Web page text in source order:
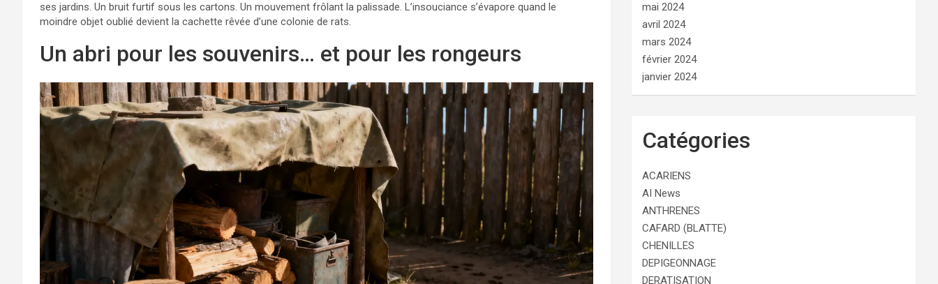
ses jardins. Un bruit furtif sous les cartons. Un mouvement frôlant la palissade. L’insouciance s’évapore quand le
moindre objet oublié devient la cachette rêvée d’une colonie de rats.
Un abri pour les souvenirs… et pour les rongeurs
mai 2024
avril 2024
mars 2024
février 2024
janvier 2024
Catégories
ACARIENS
AI News
ANTHRENES
CAFARD (BLATTE)
CHENILLES
DEPIGEONNAGE
DERATISATION